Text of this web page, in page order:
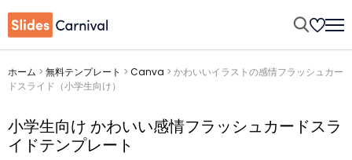
ホーム > 無料テンプレート > Canva > かわいいイラストの感情フラッシュカー
ドスライド（小学生向け）
小学生向け かわいい感情フラッシュカードスラ
イドテンプレート